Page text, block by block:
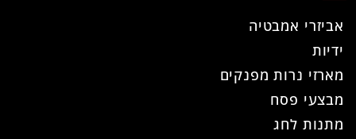
אביזרי אמבטיה
ידיות
מארזי נרות מפנקים
מבצעי פסח
מתנות לחג